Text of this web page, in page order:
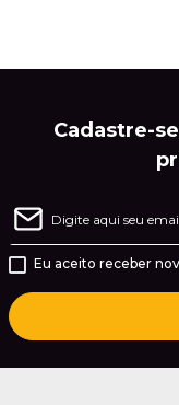
Cadastre-se
Eu aceito receber